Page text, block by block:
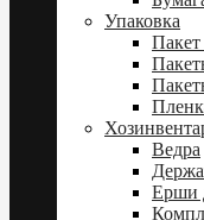
Упаковка
Ведра
Ерши